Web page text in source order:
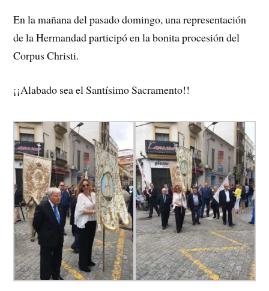
En la mañana del pasado domingo, una representación
de la Hermandad participó en la bonita procesión del
Corpus Christi.
¡¡Alabado sea el Santísimo Sacramento!!